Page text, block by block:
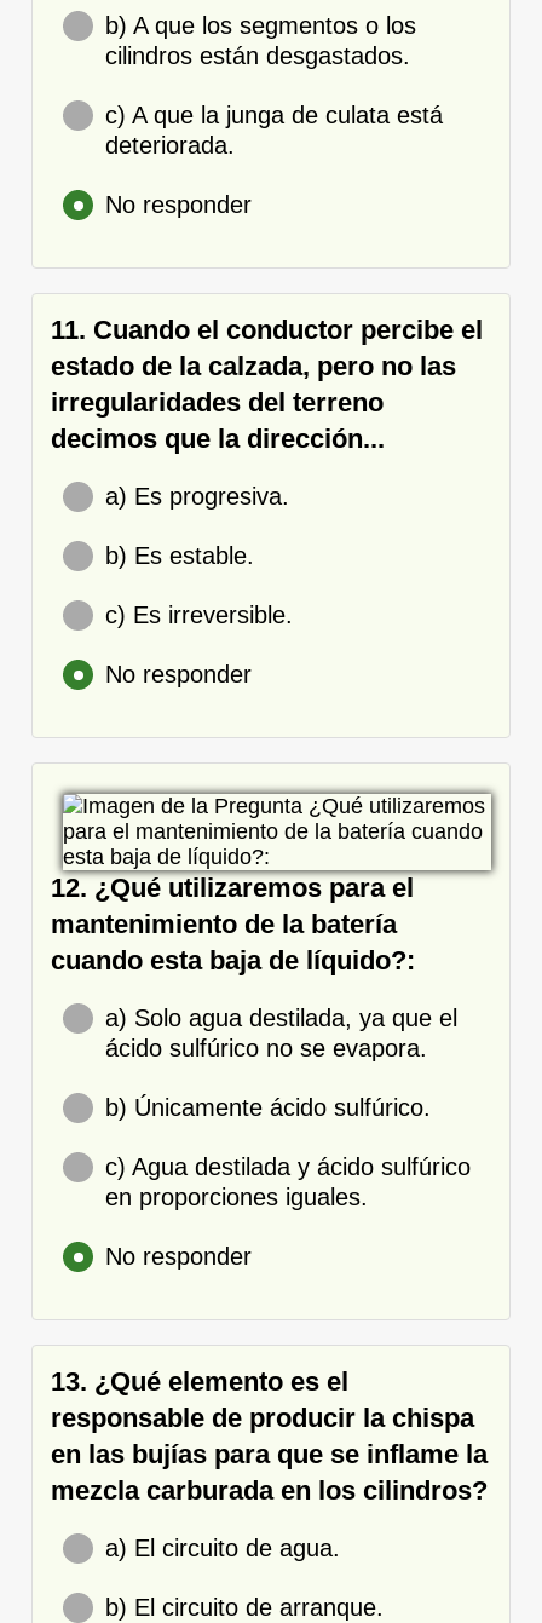
b) A que los segmentos o los
cilindros están desgastados.
c) A que la junga de culata está
deteriorada.
No responder
11. Cuando el conductor percibe el
estado de la calzada, pero no las
irregularidades del terreno
decimos que la dirección...
a) Es progresiva.
b) Es estable.
c) Es irreversible.
No responder
12. ¿Qué utilizaremos para el
mantenimiento de la batería
cuando esta baja de líquido?:
a) Solo agua destilada, ya que el
ácido sulfúrico no se evapora.
b) Únicamente ácido sulfúrico.
c) Agua destilada y ácido sulfúrico
en proporciones iguales.
No responder
13. ¿Qué elemento es el
responsable de producir la chispa
en las bujías para que se inflame la
mezcla carburada en los cilindros?
a) El circuito de agua.
b) El circuito de arranque.